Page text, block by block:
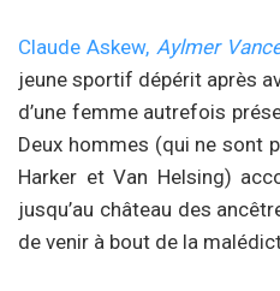
Claude Askew, Aylmer
jeune sportif dépérit après
d’une femme autrefois
Deux hommes (qui ne sont
Harker et Van Helsing)
jusqu’au château des
de venir à bout de la